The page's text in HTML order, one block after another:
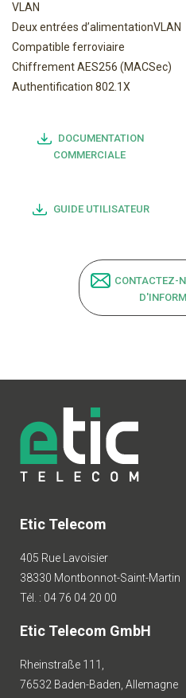
VLAN
Deux entrées d’alimentationVLAN
Compatible ferroviaire
Chiffrement AES256 (MACSec)
Authentification 802.1X
DOCUMENTATION
COMMERCIALE
GUIDE UTILISATEUR
CONTACTEZ-
Etic Telecom
405 Rue Lavoisier
38330 Montbonnot-Saint-Martin
Tél. : 04 76 04 20 00
Etic Telecom GmbH
Rheinstraße 111,
76532 Baden-Baden, Allemagne